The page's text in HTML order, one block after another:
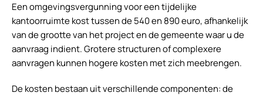
Een omgevingsvergunning voor een tijdelijke
kantoorruimte kost tussen de 540 en 890 euro, afhankelijk
van de grootte van het project en de gemeente waar u de
aanvraag indient. Grotere structuren of complexere
aanvragen kunnen hogere kosten met zich meebrengen.
De kosten bestaan uit verschillende componenten: de